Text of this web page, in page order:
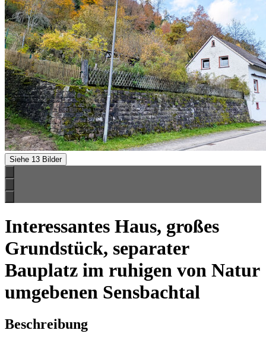
Siehe 13 Bilder
Interessantes Haus, großes
Grundstück, separater
Bauplatz im ruhigen von Natur
umgebenen Sensbachtal
Beschreibung